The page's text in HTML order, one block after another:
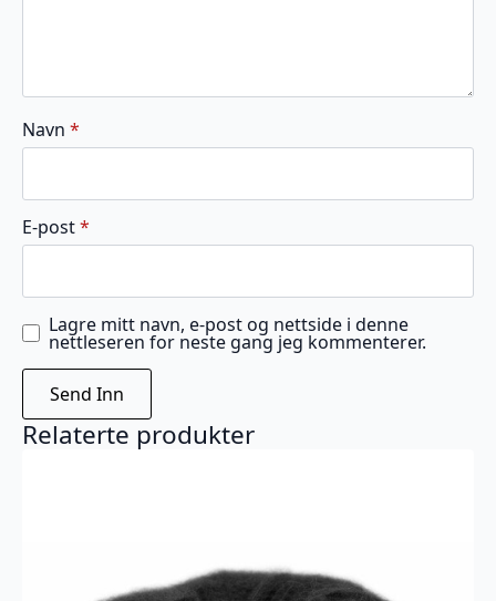
Navn *
E-post*
Lagre mitt navn, e-post og nettside i denne
nettleseren for neste gang jeg kommenterer.
Relaterte produkter